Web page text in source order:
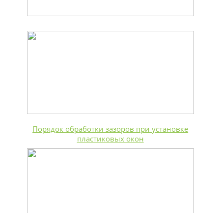
Порядок обработки зазоров при установке
пластиковых окон